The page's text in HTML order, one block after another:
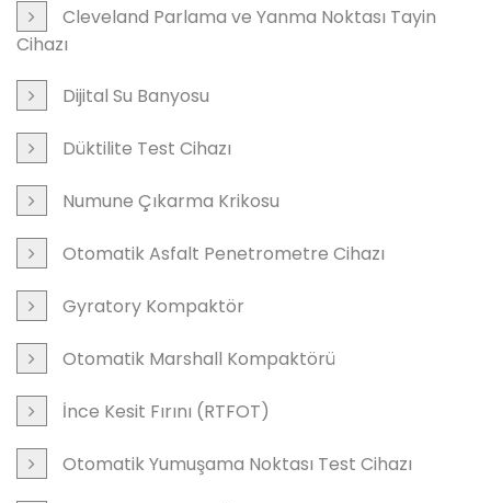
Cleveland Parlama ve Yanma Noktası Tayin
Cihazı
Dijital Su Banyosu
Düktilite Test Cihazı
Numune Çıkarma Krikosu
Otomatik Asfalt Penetrometre Cihazı
Gyratory Kompaktör
Otomatik Marshall Kompaktörü
İnce Kesit Fırını (RTFOT)
Otomatik Yumuşama Noktası Test Cihazı